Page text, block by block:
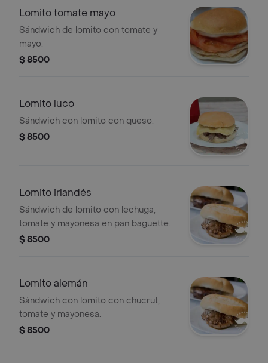
Lomito tomate mayo
Sándwich de lomito con tomate y
mayo.
$ 8500
Lomito luco
Sándwich con lomito con queso.
$ 8500
Lomito irlandés
Sándwich de lomito con lechuga,
tomate y mayonesa en pan baguette.
$ 8500
Lomito alemán
Sándwich con lomito con chucrut,
tomate y mayonesa.
$ 8500